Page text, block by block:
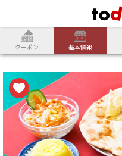
クーポン 基本情報